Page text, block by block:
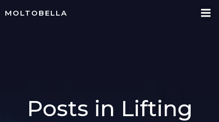
MOLTOBELLA
Posts in Lifting